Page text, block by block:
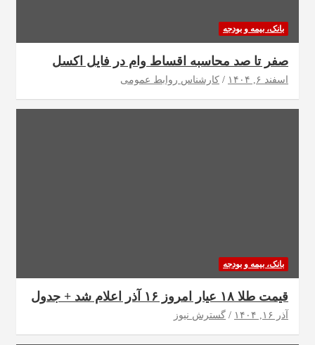
بانک، بیمه و بودجه
صفر تا صد محاسبه اقساط وام در فایل اکسل
اسفند ۶, ۱۴۰۴ کارشناس روابط عمومی
بانک، بیمه و بودجه
قیمت طلا ۱۸ عیار امروز ۱۶ آذر اعلام شد + جدول
آذر ۱۶, ۱۴۰۴ گسترش نیوز